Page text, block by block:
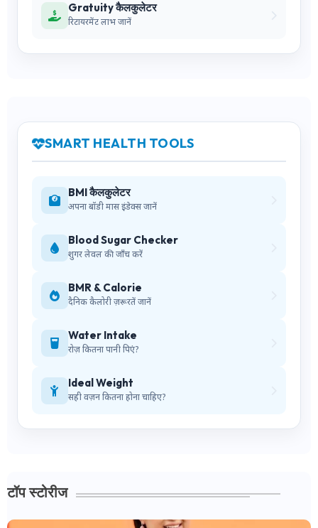
Gratuity कैलकुलेटर
रिटायरमेंट लाभ जानें
SMART HEALTH TOOLS
BMI कैलकुलेटर
अपना बॉडी मास इंडेक्स जानें
Blood Sugar Checker
शुगर लेवल की जाँच करें
BMR & Calorie
दैनिक कैलोरी ज़रूरतें जानें
Water Intake
रोज़ कितना पानी पिएं?
Ideal Weight
सही वज़न कितना होना चाहिए?
टॉप स्टोरीज